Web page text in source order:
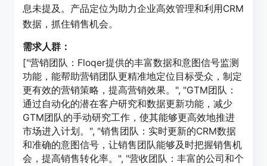
息未提及。产品定位为助力企业高效管理和利用CRM
数据，抓住销售机会。
需求人群：
["营销团队：Floqer提供的丰富数据和意图信号监测
功能，能帮助营销团队更精准地定位目标受众，制定
更有效的营销策略，提高营销效果。", "GTM团队：
通过自动化的潜在客户研究和数据更新功能，减少
GTM团队的手动研究工作，使其能够更高效地推进
市场进入计划。", "销售团队：实时更新的CRM数据
和准确的意图信号，让销售团队能够及时把握销售机
会，提高销售转化率。", "营收团队：丰富的公司和个